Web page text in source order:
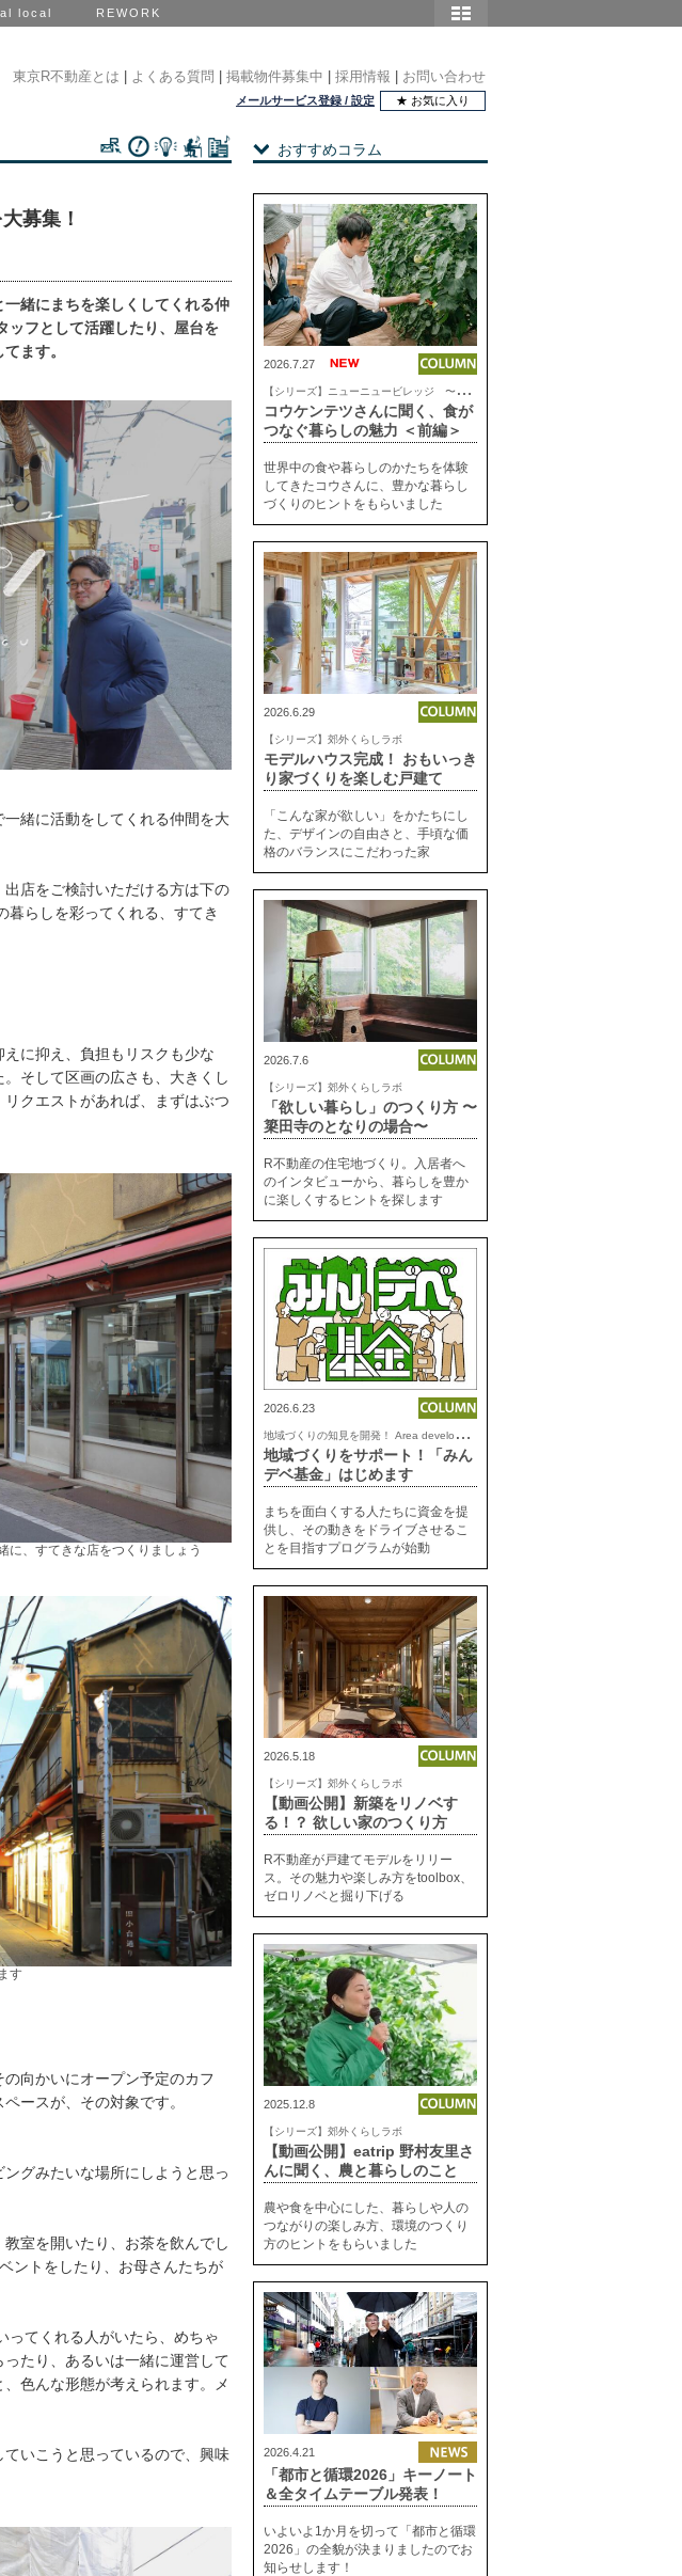
local REWORK
東京R不動産とは よくある質問 掲載物件募集中 採用情報 お問い合わせ
メールサービス登録 / 設定 ★ お気に入り
募集！
緒にまちを楽しくしてくれる仲
ッフとして活躍したり、屋台を
ます。
一緒に活動をしてくれる仲間を大
店をご検討いただける方は下の
暮らしを彩ってくれる、すてき
に抑え、負担もリスクも少な
そして区画の広さも、大きくし
クエストがあれば、まずはぶつ
に、すてきな店をつくりましょう
す
向かいにオープン予定のカフ
ースが、その対象です。
グみたいな場所にしようと思っ
室を開いたり、お茶を飲んでし
ントをしたり、お母さんたちが
ってくれる人がいたら、めちゃ
たり、あるいは一緒に運営して
色んな形態が考えられます。メ
いこうと思っているので、興味
おすすめコラム
2026.7.27
【
シリーズ】ニューニュービレッジ 〜これからの気持ちいい暮らし
コウケンテツさんに聞く、食が
つなぐ暮らしの魅力 ＜前編＞
世界中の食や暮らしのかたちを体験
してきたコウさんに、豊かな暮らし
づくりのヒントをもらいました
2026.6.29
【シリーズ】郊外くらしラボ
モデルハウス完成！ おもいっき
り家づくりを楽しむ戸建て
「こんな家が欲しい」をかたちにし
た、デザインの自由さと、手頃な価
格のバランスにこだわった家
2026.7.6
【シリーズ】郊外くらしラボ
「欲しい暮らし」のつくり方 〜
簗田寺のとなりの場合〜
R不動産の住宅地づくり。入居者へ
のインタビューから、暮らしを豊か
に楽しくするヒントを探します
2026.6.23
地
域づくりの知見を開発！ Area development lab.
地域づくりをサポート！「みん
デベ基金」はじめます
まちを面白くする人たちに資金を提
供し、その動きをドライブさせるこ
とを目指すプログラムが始動
2026.5.18
【シリーズ】郊外くらしラボ
【動画公開】新築をリノベす
る！？ 欲しい家のつくり方
R不動産が戸建てモデルをリリー
ス。その魅力や楽しみ方をtoolbox、
ゼロリノベと掘り下げる
2025.12.8
【シリーズ】郊外くらしラボ
【動画公開】eatrip 野村友里さ
んに聞く、農と暮らしのこと
農や食を中心にした、暮らしや人の
つながりの楽しみ方、環境のつくり
方のヒントをもらいました
2026.4.21
「都市と循環2026」キーノート
＆全タイムテーブル発表！
いよいよ1か月を切って「都市と循環
2026」の全貌が決まりましたのでお
知らせします！